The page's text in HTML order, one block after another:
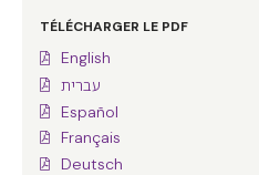
TÉLÉCHARGER LE PDF
English
עברית
Español
Français
Deutsch